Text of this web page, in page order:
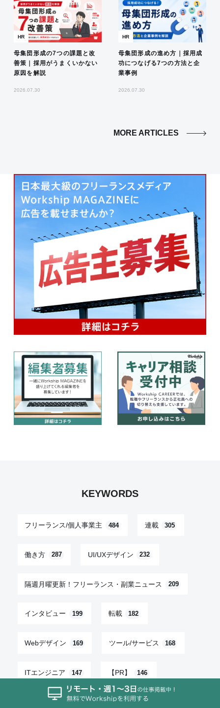
HR
母集団形成の7つの課題と改
善策｜採用がうまくいかない
原因を解説
2026.07.30
HR
母集団形成の進め方｜採用成
功につなげる7つの方法と企
業事例
2026.07.30
MORE ARTICLES
KEYWORDS
フリーランス/個人事業主 484 連載 305
働き方 287 UI/UXデザイン 232
隔週月曜更新！フリーランス・副業ニュース 209
インタビュー 199 転載 182
Webデザイン 169 ツール/サービス 168
ITエンジニア 147 【PR】 146
144 コラム 123